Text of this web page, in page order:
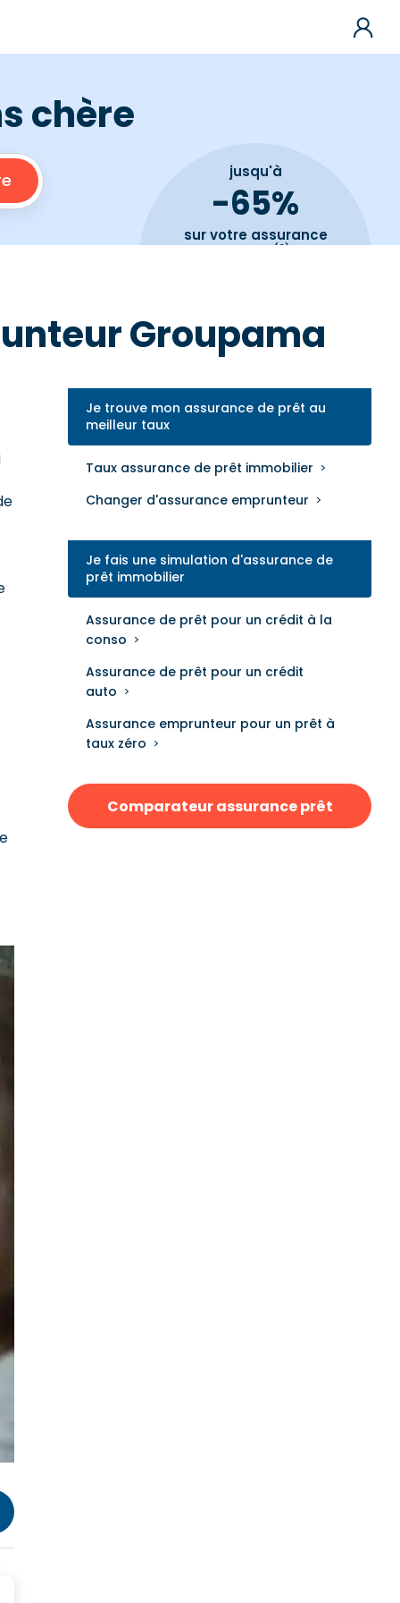
chère
jusqu'à
-65%
sur votre assurance
de prêt(2)
Groupama
Je trouve mon assurance de prêt au
meilleur taux
Taux assurance de prêt immobilier
Changer d'assurance emprunteur
Je fais une simulation d'assurance de
prêt immobilier
Assurance de prêt pour un crédit à la
conso
Assurance de prêt pour un crédit
auto
Assurance emprunteur pour un prêt à
taux zéro
Comparateur assurance prêt